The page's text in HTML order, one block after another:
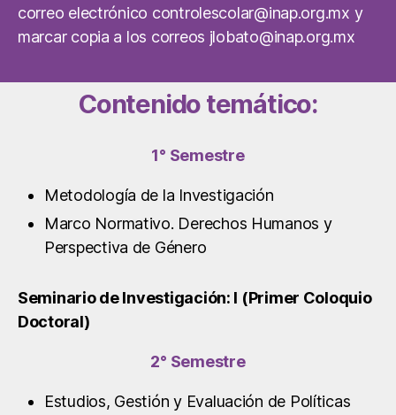
correo electrónico controlescolar@inap.org.mx y
marcar copia a los correos jlobato@inap.org.mx
Contenido temático:
1° Semestre
Metodología de la Investigación
Marco Normativo. Derechos Humanos y
Perspectiva de Género
Seminario de Investigación: I (Primer Coloquio
Doctoral)
2° Semestre
Estudios, Gestión y Evaluación de Políticas